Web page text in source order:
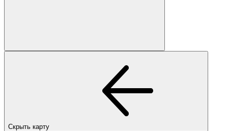
Скрыть карту